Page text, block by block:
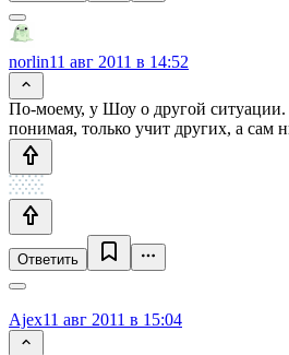
norlin11 авг 2011 в 14:52
По-моему, у Шоу о другой ситуации.
понимая, только учит других, а сам
Ответить
Ajex11 авг 2011 в 15:04